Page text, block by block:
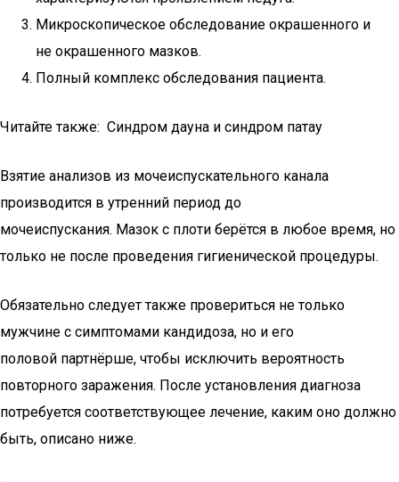
Микроскопическое обследование окрашенного и
не окрашенного мазков.
Полный комплекс обследования пациента.
Читайте также: Синдром дауна и синдром патау
Взятие анализов из мочеиспускательного канала
производится в утренний период до
мочеиспускания. Мазок с плоти берётся в любое время, но
только не после проведения гигиенической процедуры.
Обязательно следует также провериться не только
мужчине с симптомами кандидоза, но и его
половой партнёрше, чтобы исключить вероятность
повторного заражения. После установления диагноза
потребуется соответствующее лечение, каким оно должно
быть, описано ниже.